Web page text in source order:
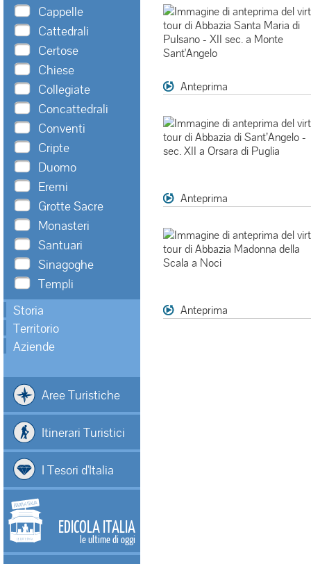
Cappelle
Cattedrali
Certose
Chiese
Collegiate
Concattedrali
Conventi
Cripte
Duomo
Eremi
Grotte Sacre
Monasteri
Santuari
Sinagoghe
Templi
Storia
Territorio
Aziende
Aree Turistiche
Itinerari Turistici
I Tesori d'Italia
EDICOLA ITALIA
le ultime di oggi
Anteprima
Anteprima
Anteprima